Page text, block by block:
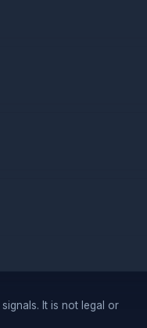
It is not legal or